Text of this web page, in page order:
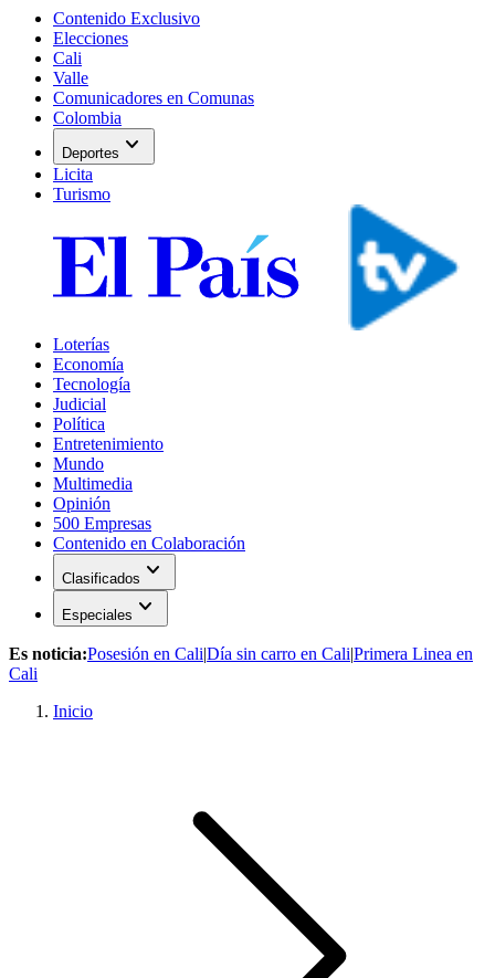
Contenido Exclusivo
Elecciones
Cali
Valle
Comunicadores en Comunas
Colombia
Deportes expand_more
Licita
Turismo
Loterías
Economía
Tecnología
Judicial
Política
Entretenimiento
Mundo
Multimedia
Opinión
500 Empresas
Contenido en Colaboración
Clasificados expand_more
Especiales expand_more
Es noticia:Posesión en Cali|Día sin carro en Cali|Primera Linea en
Cali
Inicio